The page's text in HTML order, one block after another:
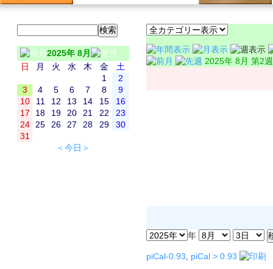
2025年 8月
日
月 火 水 木 金
土
1
2
3
4 5 6 7 8
9
10
11 12 13 14 15
16
17
18 19 20 21 22
23
24
25 26 27 28 29
30
31
＜今日＞
2025年 8月 第2週
年
piCal-0.93, piCal > 0.93